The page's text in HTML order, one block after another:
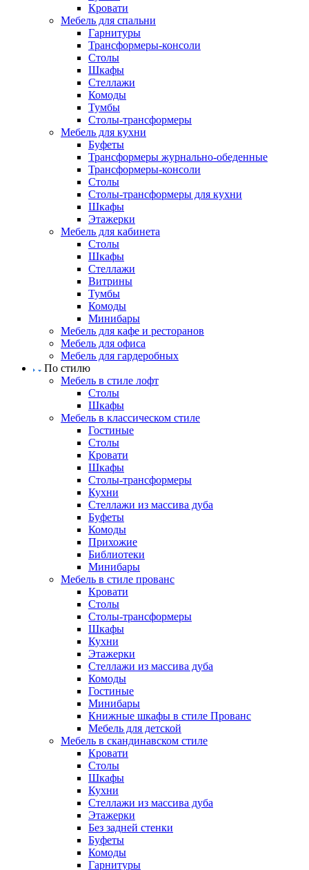
Кровати
Мебель для спальни
Гарнитуры
Трансформеры-консоли
Столы
Шкафы
Стеллажи
Комоды
Тумбы
Столы-трансформеры
Мебель для кухни
Буфеты
Трансформеры журнально-обеденные
Трансформеры-консоли
Столы
Столы-трансформеры для кухни
Шкафы
Этажерки
Мебель для кабинета
Столы
Шкафы
Стеллажи
Витрины
Тумбы
Комоды
Минибары
Мебель для кафе и ресторанов
Мебель для офиса
Мебель для гардеробных
По стилю
Мебель в стиле лофт
Столы
Шкафы
Мебель в классическом стиле
Гостиные
Столы
Кровати
Шкафы
Столы-трансформеры
Кухни
Стеллажи из массива дуба
Буфеты
Комоды
Прихожие
Библиотеки
Минибары
Мебель в стиле прованс
Кровати
Столы
Столы-трансформеры
Шкафы
Кухни
Этажерки
Стеллажи из массива дуба
Комоды
Гостиные
Минибары
Книжные шкафы в стиле Прованс
Мебель для детской
Мебель в скандинавском стиле
Кровати
Столы
Шкафы
Кухни
Стеллажи из массива дуба
Этажерки
Без задней стенки
Буфеты
Комоды
Гарнитуры